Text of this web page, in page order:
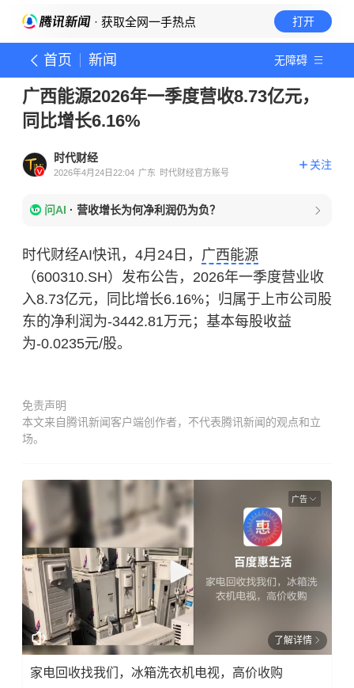
· 获取全网一手热点 打开
首页 新闻 无障碍
广西能源2026年一季度营收8.73亿元，
同比增长6.16%
时代财经
2026年4月24日22:04 广东 时代财经官方账号
关注
问AI · 营收增长为何净利润仍为负？
时代财经AI快讯，4月24日， 广西能源
（600310.SH）发布公告，2026年一季度营业收
入8.73亿元，同比增长6.16%；归属于上市公司股
东的净利润为-3442.81万元；基本每股收益
为-0.0235元/股。
免责声明
本文来自腾讯新闻客户端创作者，不代表腾讯新闻的观点和立
场。
广告
了解详情
家电回收找我们，冰箱洗衣机电视，高价收购